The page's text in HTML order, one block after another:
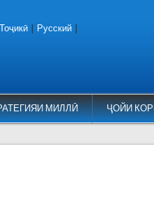
МИЛЛӢ ҶОЙИ
Тоҷикӣ Русский